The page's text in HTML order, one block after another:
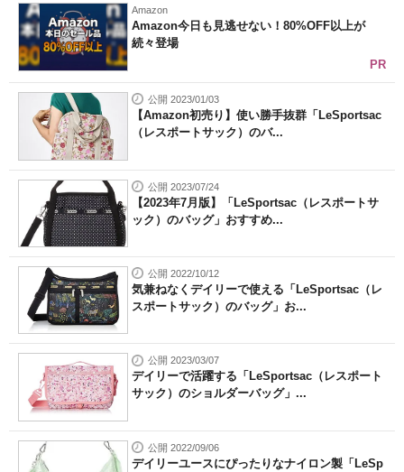
Amazon
Amazon今日も見逃せない！80%OFF以上が
続々登場
PR
公開 2023/01/03
【Amazon初売り】使い勝手抜群「LeSportsac
（レスポートサック）のバ...
公開 2023/07/24
【2023年7月版】「LeSportsac（レスポートサ
ック）のバッグ」おすすめ...
公開 2022/10/12
気兼ねなくデイリーで使える「LeSportsac（レ
スポートサック）のバッグ」お...
公開 2023/03/07
デイリーで活躍する「LeSportsac（レスポート
サック）のショルダーバッグ」...
公開 2022/09/06
デイリーユースにぴったりなナイロン製「LeSp